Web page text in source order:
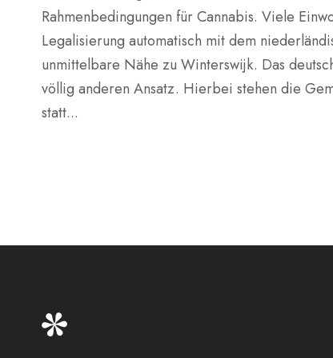
Rahmenbedingungen für Cannabis. Viele
Legalisierung automatisch mit dem
unmittelbare Nähe zu Winterswijk. Das
völlig anderen Ansatz. Hierbei stehen die
statt...